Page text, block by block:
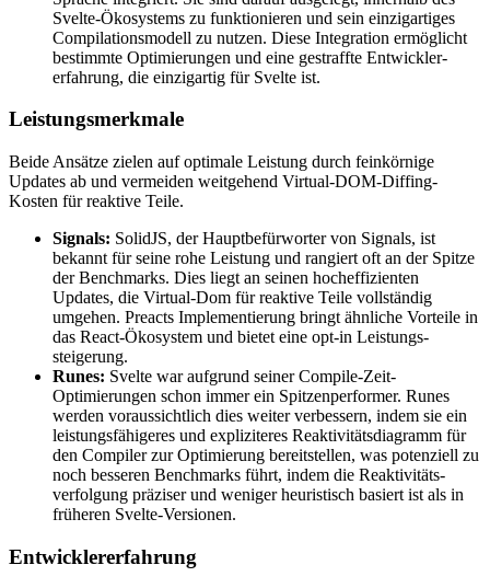
Svelte-Ökosystems zu funktionieren und sein einzigartiges
Compilations­modell zu nutzen. Diese Integration ermöglicht
bestimmte Optimierungen und eine gestraffte Entwickler­
erfahrung, die einzigartig für Svelte ist.
Leistungs­merkmale
Beide Ansätze zielen auf optimale Leistung durch feinkörnige
Updates ab und vermeiden weit­gehend Virtual-DOM-Diffing-
Kosten für reaktive Teile.
Signals: SolidJS, der Haupt­befürworter von Signals, ist
bekannt für seine rohe Leistung und rangiert oft an der Spitze
der Benchmarks. Dies liegt an seinen hocheffizienten
Updates, die Virtual-Dom für reaktive Teile vollständig
umgehen. Preacts Implementierung bringt ähnliche Vorteile in
das React-Ökosystem und bietet eine opt-in Leistungs­
steigerung.
Runes: Svelte war aufgrund seiner Compile-Zeit-
Optimierungen schon immer ein Spitzen­performer. Runes
werden voraussichtlich dies weiter verbessern, indem sie ein
leistungs­fähigeres und expliziteres Reaktivitäts­diagramm für
den Compiler zur Optimierung bereitstellen, was potenziell zu
noch besseren Benchmarks führt, indem die Reaktivitäts­­
verfolgung präziser und weniger heuristisch basiert ist als in
früheren Svelte-Versionen.
Entwickler­erfahrung